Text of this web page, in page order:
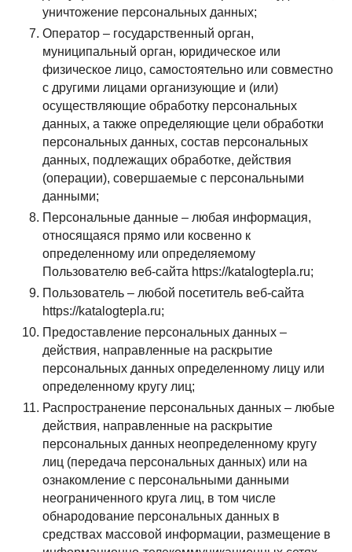
уничтожение персональных данных;
Оператор – государственный орган,
муниципальный орган, юридическое или
физическое лицо, самостоятельно или совместно
с другими лицами организующие и (или)
осуществляющие обработку персональных
данных, а также определяющие цели обработки
персональных данных, состав персональных
данных, подлежащих обработке, действия
(операции), совершаемые с персональными
данными;
Персональные данные – любая информация,
относящаяся прямо или косвенно к
определенному или определяемому
Пользователю веб-сайта https://katalogtepla.ru;
Пользователь – любой посетитель веб-сайта
https://katalogtepla.ru;
Предоставление персональных данных –
действия, направленные на раскрытие
персональных данных определенному лицу или
определенному кругу лиц;
Распространение персональных данных – любые
действия, направленные на раскрытие
персональных данных неопределенному кругу
лиц (передача персональных данных) или на
ознакомление с персональными данными
неограниченного круга лиц, в том числе
обнародование персональных данных в
средствах массовой информации, размещение в